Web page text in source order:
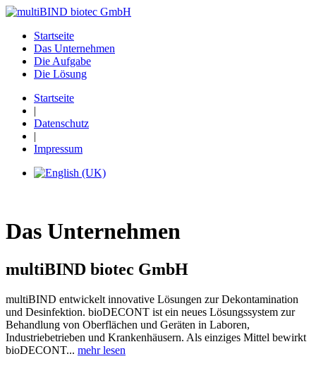
Startseite
Das Unternehmen
Die Aufgabe
Die Lösung
Startseite
|
Datenschutz
|
Impressum
Das Unternehmen
multiBIND biotec GmbH
multiBIND entwickelt innovative Lösungen zur Dekontamination
und Desinfektion. bioDECONT ist ein neues Lösungssystem zur
Behandlung von Oberflächen und Geräten in Laboren,
Industriebetrieben und Krankenhäusern. Als einziges Mittel bewirkt
bioDECONT... mehr lesen